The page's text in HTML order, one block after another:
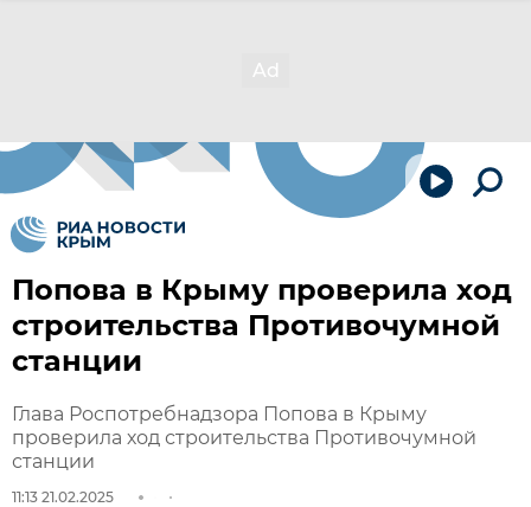
Попова в Крыму проверила ход
строительства Противочумной
станции
Глава Роспотребнадзора Попова в Крыму
проверила ход строительства Противочумной
станции
11:13 21.02.2025